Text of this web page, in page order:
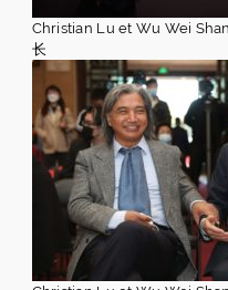
Christian Lu et Wu Wei
长